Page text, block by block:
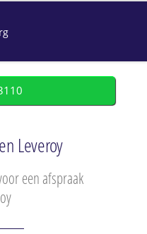
Leveroy
een afspraak